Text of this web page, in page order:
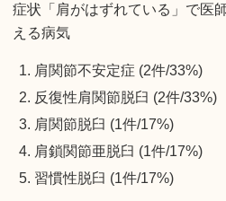
症状「肩がはずれている」で医
える病気
肩関節不安定症 (2件/33%)
反復性肩関節脱臼 (2件/33%)
肩関節脱臼 (1件/17%)
肩鎖関節亜脱臼 (1件/17%)
習慣性脱臼 (1件/17%)